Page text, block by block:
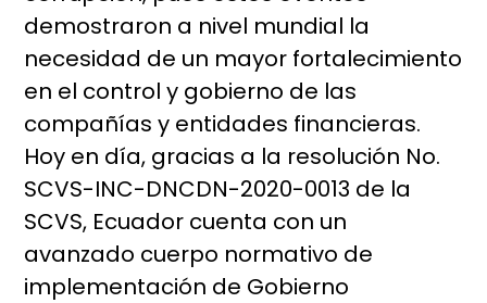
demostraron a nivel mundial la
necesidad de un mayor fortalecimiento
en el control y gobierno de las
compañías y entidades financieras.
Hoy en día, gracias a la resolución No.
SCVS-INC-DNCDN-2020-0013 de la
SCVS, Ecuador cuenta con un
avanzado cuerpo normativo de
implementación de Gobierno